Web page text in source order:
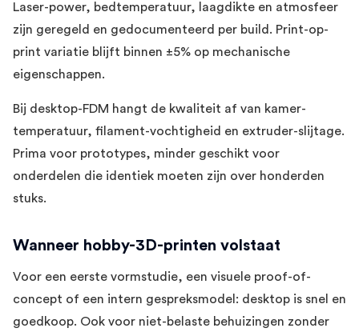
Laser-power, bedtemperatuur, laagdikte en atmosfeer
zijn geregeld en gedocumenteerd per build. Print-op-
print variatie blijft binnen ±5% op mechanische
eigenschappen.
Bij desktop-FDM hangt de kwaliteit af van kamer-
temperatuur, filament-vochtigheid en extruder-slijtage.
Prima voor prototypes, minder geschikt voor
onderdelen die identiek moeten zijn over honderden
stuks.
Wanneer hobby-3D-printen volstaat
Voor een eerste vormstudie, een visuele proof-of-
concept of een intern gespreksmodel: desktop is snel en
goedkoop. Ook voor niet-belaste behuizingen zonder